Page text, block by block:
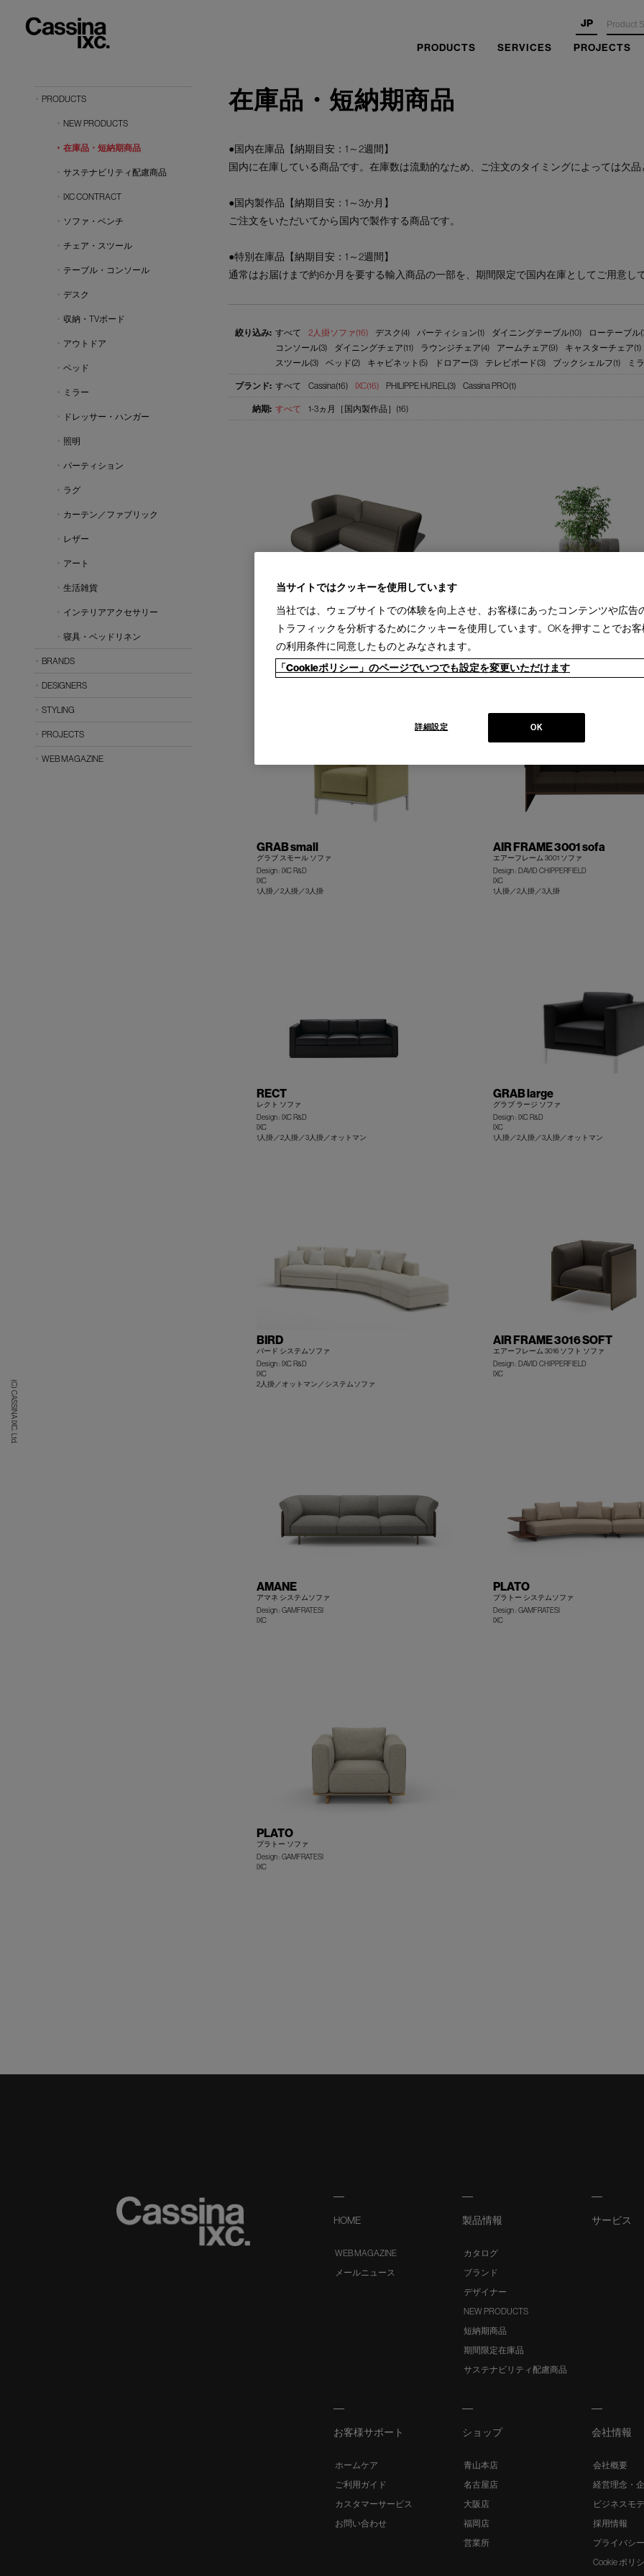
JP
PRODUCTS SERVICES PROJECTS
(C) CASSINA IXC. Ltd.
在庫品・短納期商品
●国内在庫品【納期目安：1～2週間】
国内に在庫している商品です。在庫数は流動的なため、ご注文のタイミングによっては欠品
●国内製作品【納期目安：1～3か月】
ご注文をいただいてから国内で製作する商品です。
●特別在庫品【納期目安：1～2週間】
通常はお届けまで約6か月を要する輸入商品の一部を、期間限定で国内在庫としてご用意し
すべて 2人掛ソファ(16) デスク(4) パーティション(1) ダイニングテーブル(10) ローテーブル
コンソール(3)
ダイニングチェア(11) ラウンジチェア(4) アームチェア(9) キャスターチェア(1)
スツール(3)
ベッド(2) キャビネット(5) ドロアー(3) テレビボード(3) ブックシェルフ(1) ミ
すべて Cassina(16) IXC(16) PHILIPPE HUREL(3) Cassina PRO(1)
すべて 1-3ヵ月［国内製作品］(16)
フォロ システムソファ
Design : FRANCESCO ROTA
1人掛／2人掛／3人掛／システムソファ
+
ボンド システムベンチ
Design : IXC R&D
IXC
GRAB small
グラブ スモール ソファ
Design : IXC R&D
IXC
1人掛／2人掛／3人掛
AIR FRAME 3001 sofa
エアーフレーム 3001 ソファ
Design : DAVID CHIPPERFIELD
IXC
1人掛／2人掛／3人掛
RECT
レクト ソファ
Design : IXC R&D
IXC
1人掛／2人掛／3人掛／オットマン
GRAB large
グラブ ラージ ソファ
Design : IXC R&D
IXC
1人掛／2人掛／3人掛／オットマン
BIRD
バード システムソファ
Design : IXC R&D
IXC
2人掛／オットマン／システムソファ
AIR FRAME 3016 SOFT
エアーフレーム 3016 ソフト ソファ
Design : DAVID CHIPPERFIELD
IXC
AMANE
アマネ システムソファ
Design : GAMFRATESI
IXC
PLATO
プラトー システムソファ
Design : GAMFRATESI
IXC
PLATO
プラトー ソファ
Design : GAMFRATESI
IXC
PRODUCTS
NEW PRODUCTS
在庫品・短納期商品
サステナビリティ配慮商品
IXC CONTRACT
ソファ・ベンチ
チェア・スツール
テーブル・コンソール
デスク
収納・TVボード
アウトドア
ベッド
ミラー
ドレッサー・ハンガー
照明
パーティション
ラグ
カーテン／ファブリック
レザー
アート
生活雑貨
インテリアアクセサリー
寝具・ベッドリネン
BRANDS
DESIGNERS
STYLING
PROJECTS
WEB MAGAZINE
HOME
WEB MAGAZINE
メールニュース
製品情報
カタログ
ブランド
デザイナー
NEW PRODUCTS
短納期商品
期間限定在庫品
サステナビリティ配慮商品
サービス
お客様サポート
ホームケア
ご利用ガイド
カスタマーサービス
お問い合わせ
ショップ
青山本店
名古屋店
大阪店
福岡店
営業所
会社情報
会社概要
経営理念・
ビジネスモ
採用情報
プライバシ
Cookie ポリ
当サイトではクッキーを使用しています
当社では、ウェブサイトでの体験を向上させ、お客様にあったコンテンツや広告
トラフィックを分析するためにクッキーを使用しています。OKを押すことでお
の利用条件に同意したものとみなされます。
「Cookieポリシー」のページでいつでも設定を変更いただけます
OK
詳細設定